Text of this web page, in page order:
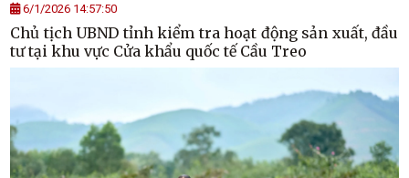
6/1/2026 14:57:50
Chủ tịch UBND tỉnh kiểm tra hoạt động sản xuất, đầu
tư tại khu vực Cửa khẩu quốc tế Cầu Treo